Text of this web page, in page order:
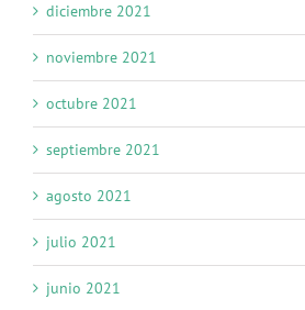
diciembre 2021
noviembre 2021
octubre 2021
septiembre 2021
agosto 2021
julio 2021
junio 2021